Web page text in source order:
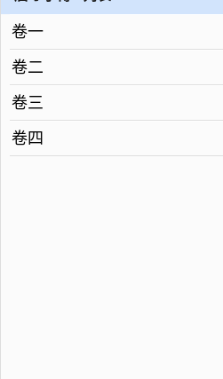
卷一
卷二
卷三
卷四